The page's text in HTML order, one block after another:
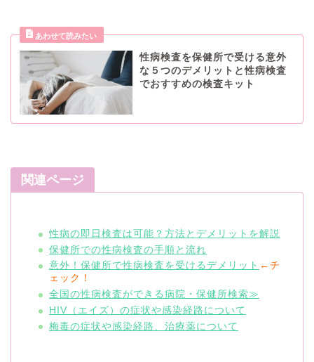
性病検査を保健所で受ける意外
な５つのデメリットと性病検査
でおすすめの検査キット
関連ページ
性病の即日検査は可能？方法とデメリットを解説
保健所での性病検査の手順と流れ
意外！保健所で性病検査を受けるデメリット ←チ
ェック！
全国の性病検査ができる病院・保健所検索≫
HIV（エイズ）の症状や感染経路について
梅毒の症状や感染経路、治療薬について